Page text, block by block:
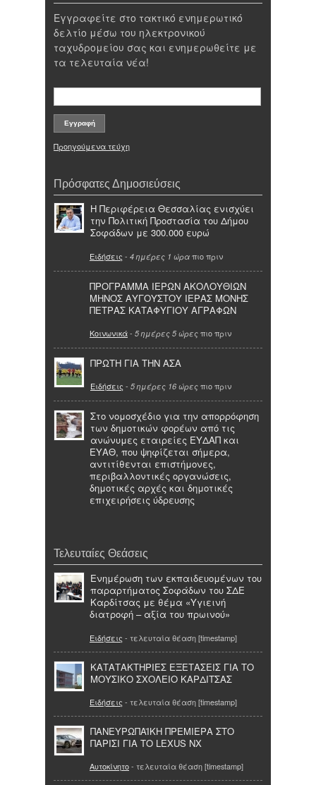
Εγγραφείτε στο τακτικό ενημερωτικό
δελτίο μέσω του ηλεκτρονικού
ταχυδρομείου σας και ενημερωθείτε με
τα τελευταία νέα!
Προηγούμενα τεύχη
Πρόσφατες Δημοσιεύσεις
Η Περιφέρεια Θεσσαλίας ενισχύει
την Πολιτική Προστασία του Δήμου
Σοφάδων με 300.000 ευρώ
Ειδήσεις - 4 ημέρες 1 ώρα πιο πριν
ΠΡΟΓΡΑΜΜΑ ΙΕΡΩΝ ΑΚΟΛΟΥΘΙΩΝ
ΜΗΝΟΣ ΑΥΓΟΥΣΤΟΥ ΙΕΡΑΣ ΜΟΝΗΣ
ΠΕΤΡΑΣ ΚΑΤΑΦΥΓΙΟΥ ΑΓΡΑΦΩΝ
Κοινωνικά- 5 ημέρες 5 ώρες πιο πριν
ΠΡΩΤΗ ΓΙΑ ΤΗΝ ΑΣΑ
Ειδήσεις - 5 ημέρες 16 ώρες πιο πριν
Στο νομοσχέδιο για την απορρόφηση
των δημοτικών φορέων από τις
ανώνυμες εταιρείες ΕΥΔΑΠ και
ΕΥΑΘ, που ψηφίζεται σήμερα,
αντιτίθενται επιστήμονες,
περιβαλλοντικές οργανώσεις,
δημοτικές αρχές και δημοτικές
επιχειρήσεις ύδρευσης
Τελευταίες Θεάσεις
Ενημέρωση των εκπαιδευομένων του
παραρτήματος Σοφάδων του ΣΔΕ
Καρδίτσας με θέμα «Υγιεινή
διατροφή – αξία του πρωινού»
Ειδήσεις - τελευταία θέαση [timestamp]
ΚΑΤΑΤΑΚΤΗΡΙΕΣ ΕΞΕΤΑΣΕΙΣ ΓΙΑ ΤΟ
ΜΟΥΣΙΚΟ ΣΧΟΛΕΙΟ ΚΑΡΔΙΤΣΑΣ
Ειδήσεις - τελευταία θέαση [timestamp]
ΠΑΝΕΥΡΩΠΑΪΚΗ ΠΡΕΜΙΕΡΑ ΣΤΟ
ΠΑΡΙΣΙ ΓΙΑ ΤO LEXUS NX
Αυτοκίνητο- τελευταία θέαση [timestamp]